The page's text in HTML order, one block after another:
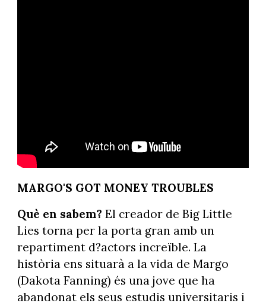
MARGO'S GOT MONEY TROUBLES
Què en sabem? El creador de Big Little
Lies torna per la porta gran amb un
repartiment d?actors increïble. La
història ens situarà a la vida de Margo
(Dakota Fanning) és una jove que ha
abandonat els seus estudis universitaris i